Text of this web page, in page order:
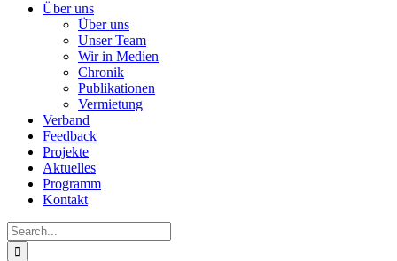
Über uns
Über uns
Unser Team
Wir in Medien
Chronik
Publikationen
Vermietung
Verband
Feedback
Projekte
Aktuelles
Programm
Kontakt
Search
for: